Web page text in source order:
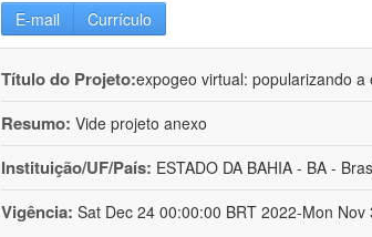
E-mail Currículo
Título do Projeto:expogeo virtual: popularizando
Resumo: Vide projeto anexo
Instituição/UF/País: ESTADO DA BAHIA - BA -
Vigência: Sat Dec 24 00:00:00 BRT 2022-Mon